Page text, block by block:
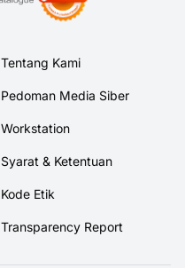
Tentang Kami
Pedoman Media Siber
Workstation
Syarat & Ketentuan
Kode Etik
Transparency Report